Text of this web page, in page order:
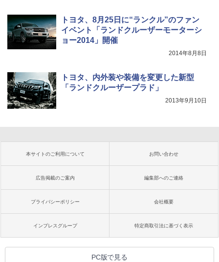
トヨタ、8月25日に“ランクル”のファン
イベント「ランドクルーザーモーターシ
ョー2014」開催
2014年8月8日
トヨタ、内外装や装備を変更した新型
「ランドクルーザープラド」
2013年9月10日
本サイトのご利用について お問い合わせ
広告掲載のご案内 編集部へのご連絡
プライバシーポリシー 会社概要
インプレスグループ 特定商取引法に基づく表示
PC版で見る